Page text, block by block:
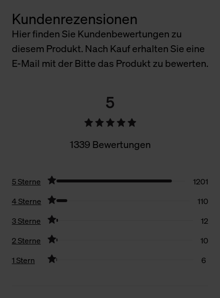
Kundenrezensionen
Hier finden Sie Kundenbewertungen zu
diesem Produkt. Nach Kauf erhalten Sie eine
E-Mail mit der Bitte das Produkt zu bewerten.
5
1339 Bewertungen
5 Sterne
1201
4 Sterne
110
3 Sterne
12
2 Sterne
10
1 Stern
6